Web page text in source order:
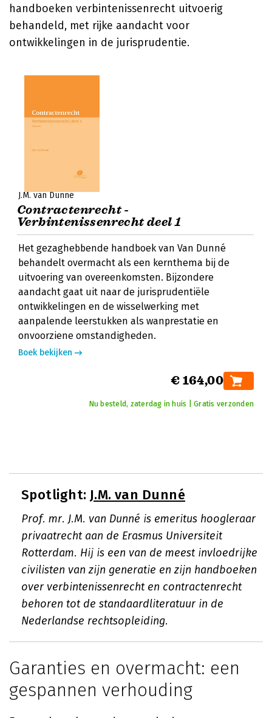
handboeken verbintenissenrecht uitvoerig
behandeld, met rijke aandacht voor
ontwikkelingen in de jurisprudentie.
J.M. van Dunné
Contractenrecht -
Verbintenissenrecht deel 1
Het gezaghebbende handboek van Van Dunné
behandelt overmacht als een kernthema bij de
uitvoering van overeenkomsten. Bijzondere
aandacht gaat uit naar de jurisprudentiële
ontwikkelingen en de wisselwerking met
aanpalende leerstukken als wanprestatie en
onvoorziene omstandigheden.
Boek bekijken
€ 164,00
Nu besteld, zaterdag in huis | Gratis verzonden
Spotlight: J.M. van Dunné
Prof. mr. J.M. van Dunné is emeritus hoogleraar
privaatrecht aan de Erasmus Universiteit
Rotterdam. Hij is een van de meest invloedrijke
civilisten van zijn generatie en zijn handboeken
over verbintenissenrecht en contractenrecht
behoren tot de standaardliteratuur in de
Nederlandse rechtsopleiding.
Garanties en overmacht: een
gespannen verhouding